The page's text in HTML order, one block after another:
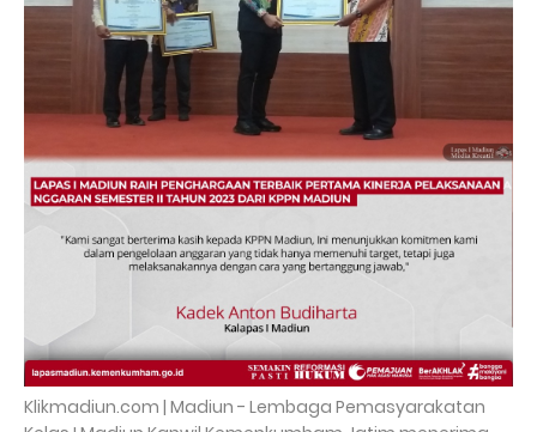
Klikmadiun.com | Madiun - Lembaga Pemasyarakatan